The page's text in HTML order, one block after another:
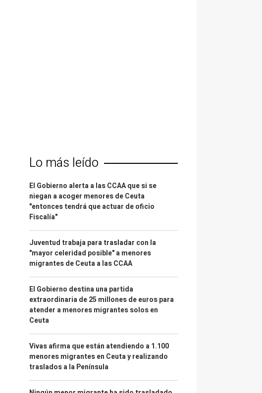
Lo más leído
El Gobierno alerta a las CCAA que si se
niegan a acoger menores de Ceuta
"entonces tendrá que actuar de oficio
Fiscalía"
Juventud trabaja para trasladar con la
"mayor celeridad posible" a menores
migrantes de Ceuta a las CCAA
El Gobierno destina una partida
extraordinaria de 25 millones de euros para
atender a menores migrantes solos en
Ceuta
Vivas afirma que están atendiendo a 1.100
menores migrantes en Ceuta y realizando
traslados a la Península